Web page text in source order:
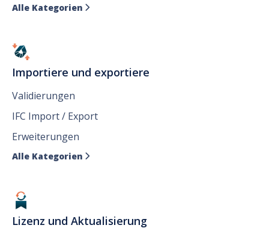
Alle Kategorien 
Importiere und exportiere
Validierungen
IFC Import / Export
Erweiterungen
Alle Kategorien 
Lizenz und Aktualisierung